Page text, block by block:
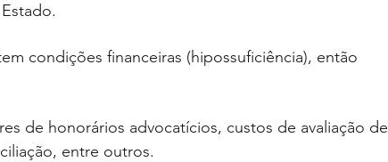
condições financeiras (hipossuficiência), então
de honorários advocatícios, custos de avaliação de
entre outros.